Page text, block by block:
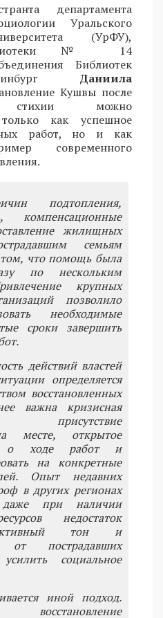
департамента
Уральского
(УрФУ),
№ 14
Библиотек
Даниила
Кушвы после
стихии можно
как успешное
работ, но и как
современного
подтопления,
компенсационные
жилищных
семьям
том, что помощь была
по нескольким
крупных
позволило
необходимые
сроки завершить
действий властей
определяется
восстановленных
важна кризисная
присутствие
месте, открытое
о ходе работ и
на конкретные
Опыт недавних
в других регионах
при наличии
недостаток
тон и
от пострадавших
социальное
иной подход.